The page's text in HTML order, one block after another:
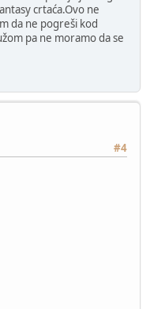
crtaća.Ovo ne
da ne pogreši kod
pa ne moramo da se
#4